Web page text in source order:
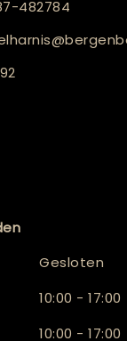
482784
Gesloten
10:00 - 17:00
10:00 - 17:00